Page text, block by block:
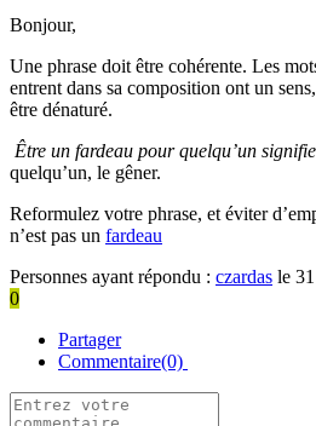
Bonjour,
Une phrase doit être cohérente. Les
entrent dans sa composition ont un
être dénaturé.
Être un fardeau pour quelqu’un
quelqu’un, le gêner.
Reformulez votre phrase, et éviter
n’est pas un fardeau
Personnes ayant répondu : czardas le
0
Partager
Commentaire(0)